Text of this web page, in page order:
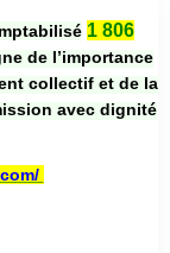
1 806
de l’importance
collectif et de la
avec dignité